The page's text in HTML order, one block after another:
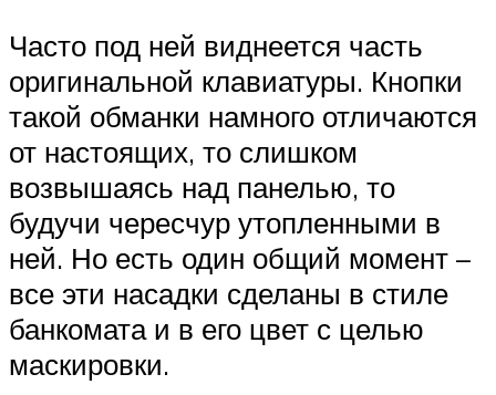
Часто под ней виднеется часть
оригинальной клавиатуры. Кнопки
такой обманки намного отличаются
от настоящих, то слишком
возвышаясь над панелью, то
будучи чересчур утопленными в
ней. Но есть один общий момент –
все эти насадки сделаны в стиле
банкомата и в его цвет с целью
маскировки.